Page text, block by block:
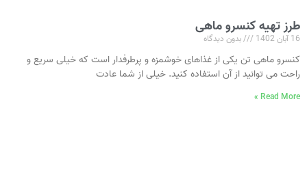
طرز تهیه کنسرو ماهی
16 آبان 1402 بدون دیدگاه
کنسرو ماهی تن یکی از غذاهای خوشمزه و پرطرفدار است که خیلی سریع و
راحت می‌ توانید از آن استفاده کنید. خیلی از شما عادت
Read More »